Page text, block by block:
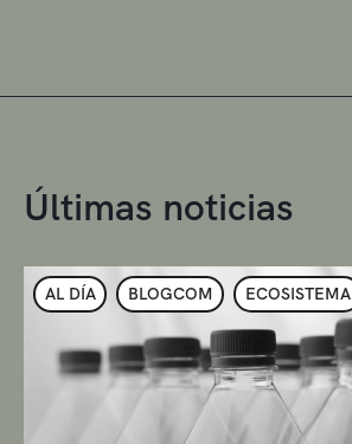
Últimas noticias
AL DÍA BLOGCOM ECOSISTEMA